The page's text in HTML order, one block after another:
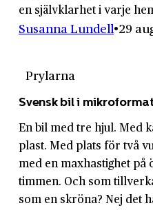
en själv­klarhet i varje
Susanna Lundell 29
Prylarna
Svensk bil i
En bil med tre hjul. Med
plast. Med plats för två
med en max­hastighet
timmen. Och som
som en skröna? Nej det